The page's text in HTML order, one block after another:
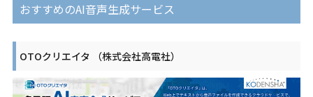
おすすめのAI音声生成サービス
OTOクリエイタ （株式会社高電社）